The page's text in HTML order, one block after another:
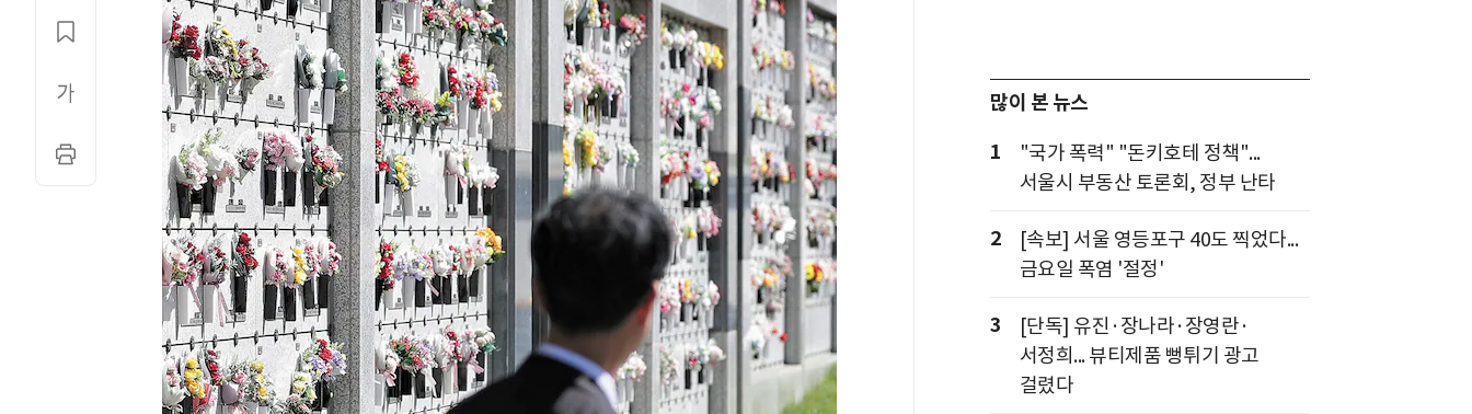
많이 본 뉴스
1
"국가 폭력" "돈키호테 정책"...
서울시 부동산 토론회, 정부 난타
2
[속보] 서울 영등포구 40도 찍었다...
금요일 폭염 '절정'
3
[단독] 유진·장나라·장영란·
서정희... 뷰티제품 뻥튀기 광고
걸렸다